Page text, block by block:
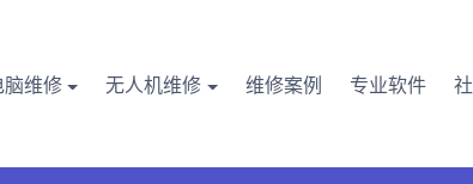
脑维修 无人机维修 维修案例 专业软件